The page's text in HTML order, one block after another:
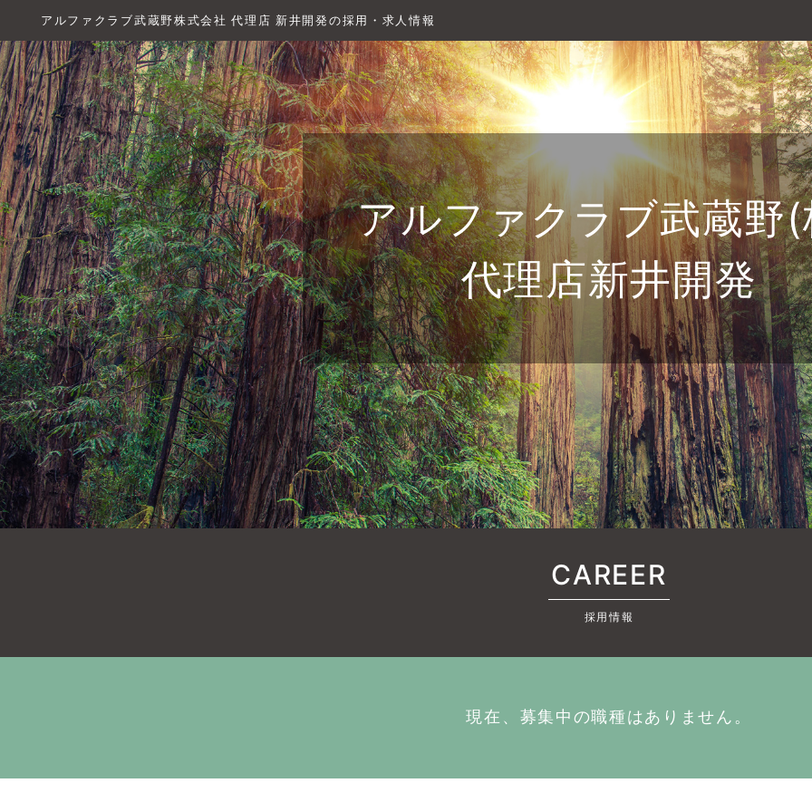
アルファクラブ武蔵野株式会社 代理店 新井開発の採用・求人情報
アルファクラブ武蔵野
代理店新井開発
CAREER
採用情報
現在、募集中の職種はありません。